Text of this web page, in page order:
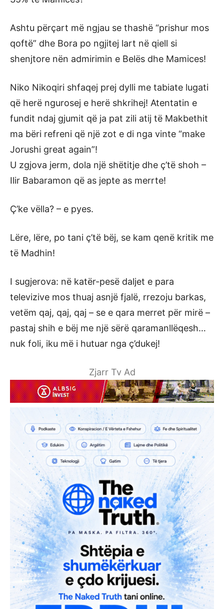
Ashtu përçart më ngjau se thashë “prishur mos
qoftë” dhe Bora po ngjitej lart në qiell si
shenjtore nën admirimin e Belës dhe Mamices!
Niko Nikoqiri shfaqej prej dylli me tabiate lugati
që herë ngurosej e herë shkrihej! Atentatin e
fundit ndaj gjumit që ja pat zili atij të Makbethit
ma bëri refreni që një zot e di nga vinte “make
Jorushi great again”!
U zgjova jerm, dola një shëtitje dhe ç’të shoh –
Ilir Babaramon që as jepte as merrte!
Ç’ke vëlla? – e pyes.
Lëre, lëre, po tani ç’të bëj, se kam qenë kritik me
të Madhin!
I sugjerova: në katër-pesë daljet e para
televizive mos thuaj asnjë fjalë, rrezoju barkas,
vetëm qaj, qaj, qaj – se e qara merret për mirë –
pastaj shih e bëj me një sërë qaramanllëqesh…
nuk foli, iku më i hutuar nga ç’dukej!
Zjarr Tv Ad